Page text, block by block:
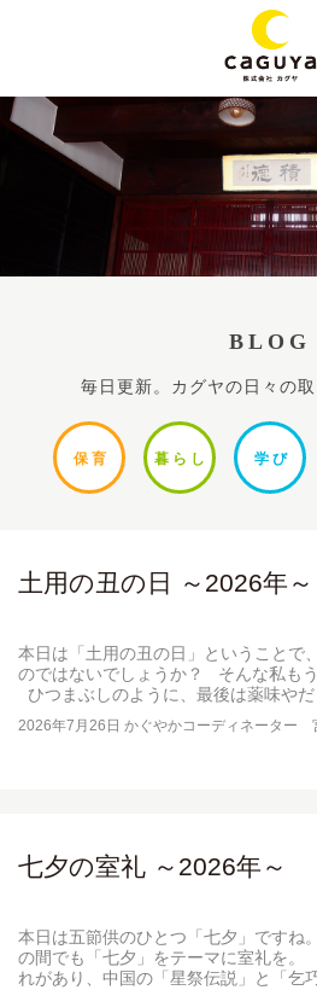
BLOG
毎日更新。カグヤの日々の取
保 育 暮ら し 学 び
土用の丑の日 ～2026年～
本日は「土用の丑の日」ということで
のではないでしょうか？ そんな私も
ひつまぶしのように、最後は薬味や
2026年7月26日 かぐやかコーディネーター
七夕の室礼 ～2026年～
本日は五節供のひとつ「七夕」です
の間でも「七夕」をテーマに室礼を
れがあり、中国の「星祭伝説」と「乞